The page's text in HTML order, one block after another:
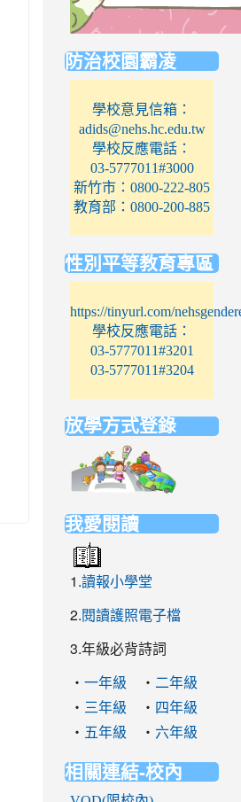
to
https://eliteracy.edu.tw/
防治校園霸凌
學校意見信箱：
adids@nehs.hc.edu.tw
學校反應電話：
03-5777011#3000
新竹市：0800-222-805
教育部：0800-200-885
性別平等教育專區
https://tinyurl.com/
學校反應電話：
03-5777011#3201
03-5777011#3204
放學方式登錄
https://
我愛閱讀
1.讀報小學堂
2.閱讀護照電子檔
3.年級必背詩詞
‧ 一年級 ‧ 二年級
‧ 三年級 ‧ 四年級
‧ 五年級 ‧ 六年級
相關連結-校內